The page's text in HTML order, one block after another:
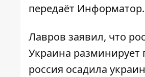
передаёт Информатор.
Лавров заявил, что
Украина разминирует
россия осадила